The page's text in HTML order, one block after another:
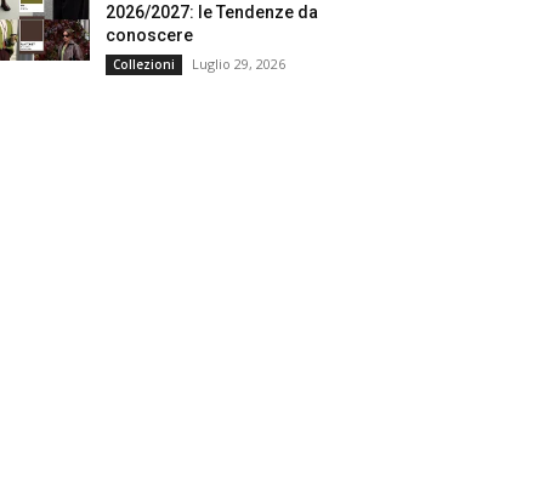
2026/2027: le Tendenze da
conoscere
Collezioni Luglio 29, 2026